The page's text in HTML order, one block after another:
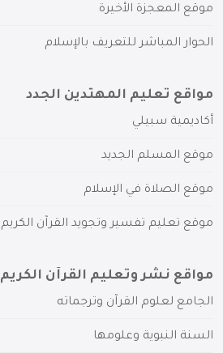
موقع المعجزة الأخيرة
الحوار المباشر للتعريف بالإسلام
مواقع تعليم المهتدين الجدد
أكاديمية سبيلي
موقع المسلم الجديد
موقع الصلاة في الإسلام
موقع تعليم تفسير وتجويد القرآن الكريم
مواقع نشر وتعليم القرآن الكريم
الجامع لعلوم القرآن وترجماته
السنة النبوية وعلومها